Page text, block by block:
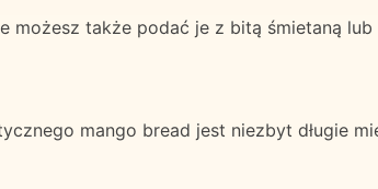
możesz także podać je z bitą śmietaną
mango bread jest niezbyt długie